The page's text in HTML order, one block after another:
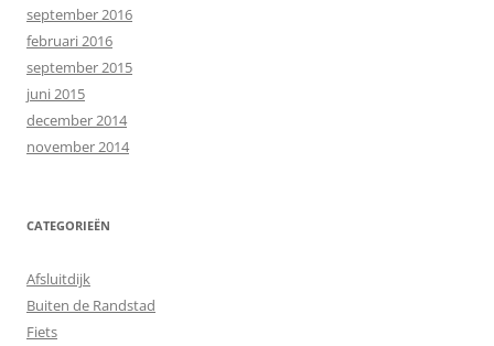
september 2016
februari 2016
september 2015
juni 2015
december 2014
november 2014
CATEGORIEËN
Afsluitdijk
Buiten de Randstad
Fiets